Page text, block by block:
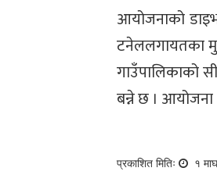
आयोजनाको
टनेललगायतका
गाउँपालिकाको
बन्ने छ । आयोजना
प्रकाशित मितिः १